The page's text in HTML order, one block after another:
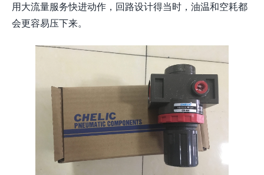
用大流量服务快进动作，回路设计得当时，油温和空耗都
会更容易压下来。